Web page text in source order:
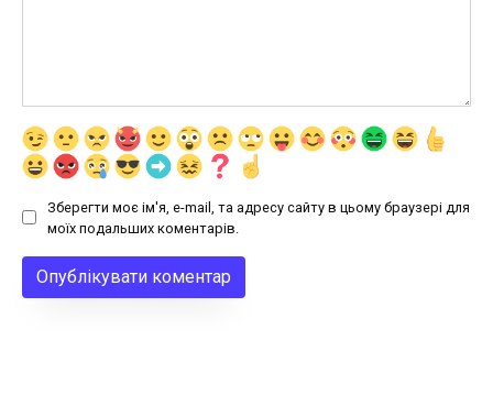
Зберегти моє ім'я, e-mail, та адресу сайту в цьому браузері для
моїх подальших коментарів.